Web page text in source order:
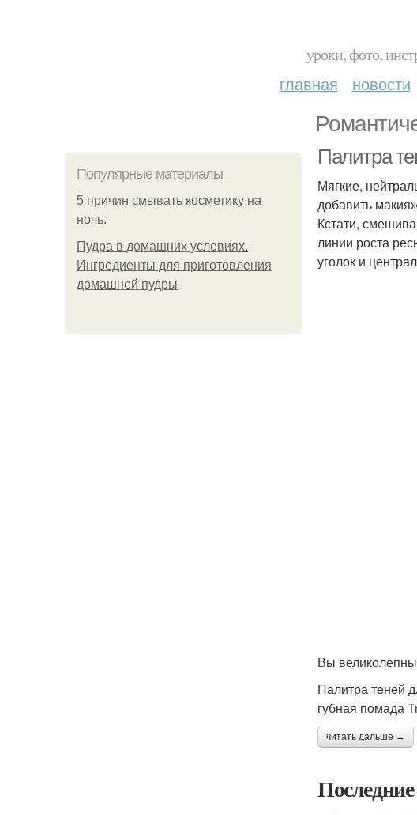
уроки, фото,
главная новости
Популярные материалы
5 причин смывать косметику на
ночь.
Пудра в домашних условиях.
Ингредиенты для приготовления
домашней пудры
Палитра
Мягкие,
добавить
Кстати,
линии роста
уголок и
Вы
Палитра теней
губная помада
читать дальше →